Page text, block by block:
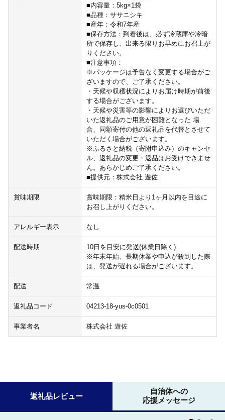
■内容量：5kg×1袋
■品種：ササニシキ
■産年：令和7年産
■保存方法：到着後は、必ず冷蔵庫や冷暗
所で保存し、出来る限りお早めにお召上が
りください。
■注意事項：
※パッケージは予告なく変更する場合がご
ざいますので、ご了承ください。
・天候や収穫状況によりお届け時期が前後
する場合がございます。
・天候や災害等の影響によりお選びいただ
いた返礼品のご用意が困難となった 場
合、同額寄付の他の返礼品を代替とさせて
いただく場合がございます。
※ふるさと納税（寄附申込み）のキャンセ
ル、返礼品の変更・返品はお受けできませ
ん。あらかじめご了承ください。
■提供元：株式会社 遊佐
賞味期限
賞味期限：精米日より1ヶ月以内を目途に
お召し上がりください。
アレルギー表示 なし
配送時期
10日を目安に発送(休業日除く)
※年末年始、長期休業や申込が殺到した際
は、発送が遅れる場合がございます。
配送 常温
返礼品コード 04213-18-yus-0c0501
事業者名 株式会社 遊佐
返礼品レビュー
自治体への
応援メッセージ